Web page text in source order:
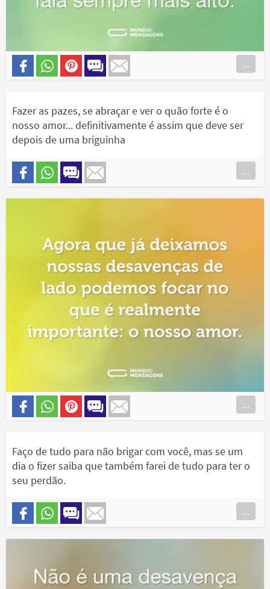
...
Fazer as pazes, se abraçar e ver o quão forte é o
nosso amor... definitivamente é assim que deve ser
depois de uma briguinha
...
...
Faço de tudo para não brigar com você, mas se um
dia o fizer saiba que também farei de tudo para ter o
seu perdão.
...